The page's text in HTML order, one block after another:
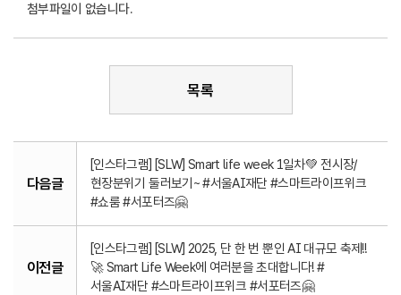
첨부파일이 없습니다.
목록
다음글
[인스타그램] [SLW] Smart life week 1일차💚 전시장/
현장분위기 둘러보기~ #서울AI재단 #스마트라이프위크
#쇼룸 #서포터즈🤗
이전글
[인스타그램] [SLW] 2025, 단 한 번 뿐인 AI 대규모 축제!!
🚀 Smart Life Week에 여러분을 초대합니다! #
서울AI재단 #스마트라이프위크 #서포터즈🤗